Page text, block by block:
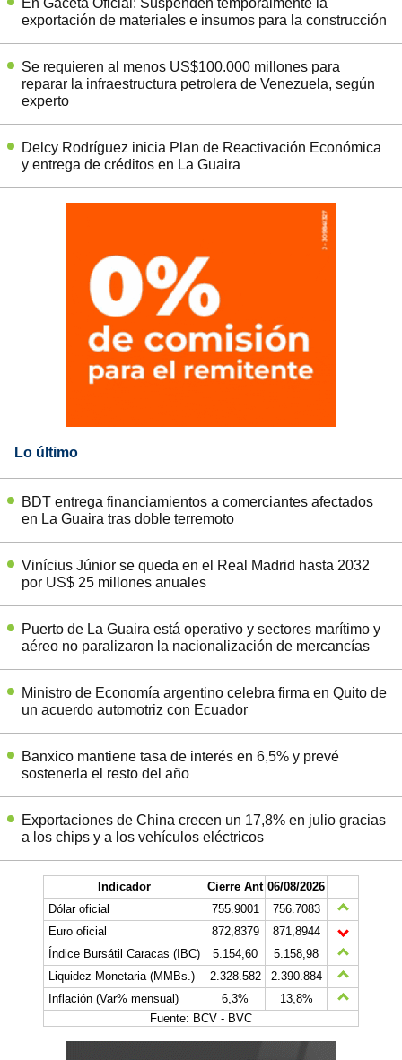
En Gaceta Oficial: Suspenden temporalmente la
exportación de materiales e insumos para la construcción
Se requieren al menos US$100.000 millones para
reparar la infraestructura petrolera de Venezuela, según
experto
Delcy Rodríguez inicia Plan de Reactivación Económica
y entrega de créditos en La Guaira
Lo último
BDT entrega financiamientos a comerciantes afectados
en La Guaira tras doble terremoto
Vinícius Júnior se queda en el Real Madrid hasta 2032
por US$ 25 millones anuales
Puerto de La Guaira está operativo y sectores marítimo y
aéreo no paralizaron la nacionalización de mercancías
Ministro de Economía argentino celebra firma en Quito de
un acuerdo automotriz con Ecuador
Banxico mantiene tasa de interés en 6,5% y prevé
sostenerla el resto del año
Exportaciones de China crecen un 17,8% en julio gracias
a los chips y a los vehículos eléctricos
Indicador Cierre Ant 06/08/2026
Dólar oficial
755.9001
756.7083
Euro oficial
872,8379
871,8944
Índice Bursátil Caracas (IBC)
5.154,60
5.158,98
Liquidez Monetaria (MMBs.)
2.328.582
2.390.884
Inflación (Var% mensual)
6,3%
13,8%
Fuente: BCV - BVC